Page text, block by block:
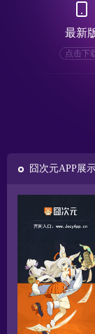
最新
点击下
囧次元APP展